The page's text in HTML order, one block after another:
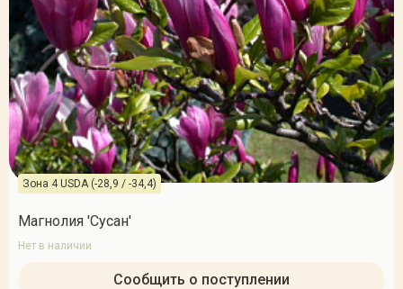
Зона 4 USDA (-28,9 / -34,4)
Магнолия 'Сусан'
Нет в наличии
Сообщить о поступлении